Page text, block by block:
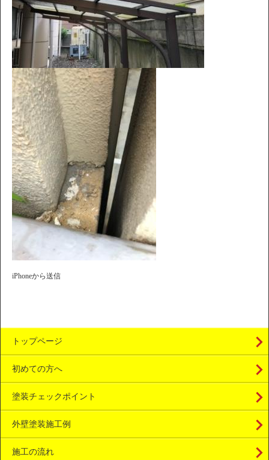
iPhoneから送信
トップページ
初めての方へ
塗装チェックポイント
外壁塗装施工例
施工の流れ